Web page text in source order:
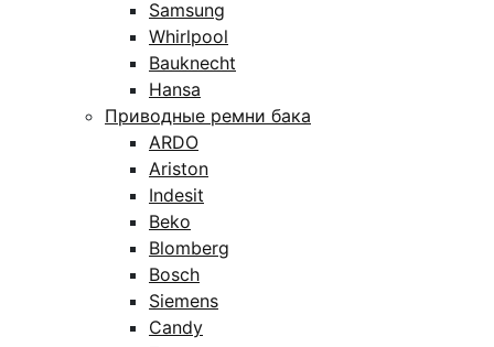
Samsung
Whirlpool
Bauknecht
Hansa
Приводные ремни бака
ARDO
Ariston
Indesit
Beko
Blomberg
Bosch
Siemens
Candy